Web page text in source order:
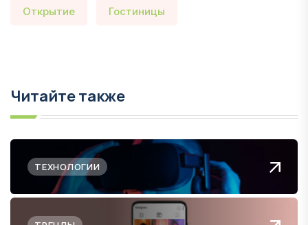
Открытие Гостиницы
Читайте также
ТЕХНОЛОГИИ